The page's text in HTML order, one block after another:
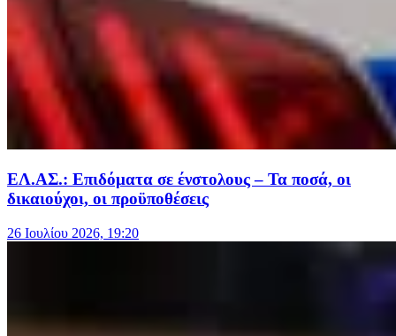
ΕΛ.ΑΣ.: Επιδόματα σε ένστολους – Τα ποσά, οι
δικαιούχοι, οι προϋποθέσεις
26 Ιουλίου 2026, 19:20